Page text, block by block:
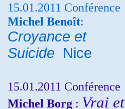
15.01.2011 Conférence
Michel Benoît:
Croyance et
Suicide Nice
15.01.2011 Conférence
Michel Borg : Vrai et